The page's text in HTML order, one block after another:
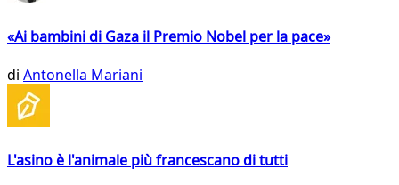
«Ai bambini di Gaza il Premio Nobel per la pace»
di Antonella Mariani
L'asino è l'animale più francescano di tutti